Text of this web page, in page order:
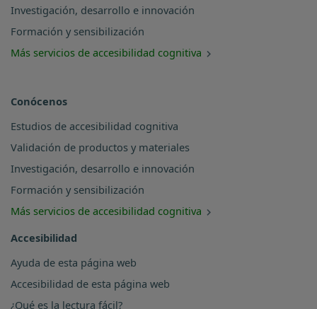
Investigación, desarrollo e innovación
Formación y sensibilización
Más servicios de accesibilidad cognitiva
Conócenos
Estudios de accesibilidad cognitiva
Validación de productos y materiales
Investigación, desarrollo e innovación
Formación y sensibilización
Más servicios de accesibilidad cognitiva
Accesibilidad
Ayuda de esta página web
Accesibilidad de esta página web
¿Qué es la lectura fácil?